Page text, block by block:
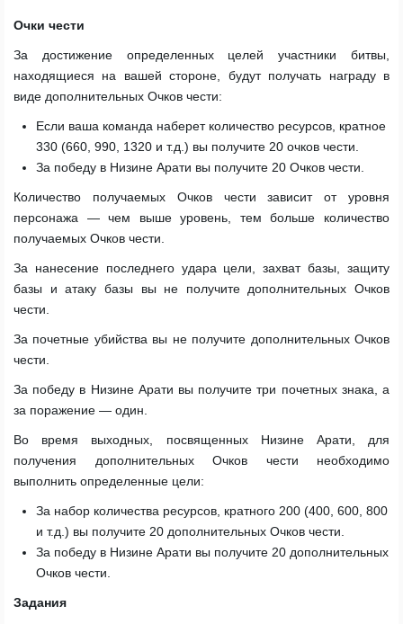
Очки чести
За достижение определенных целей участники битвы,
находящиеся на вашей стороне, будут получать награду в
виде дополнительных Очков чести:
Если ваша команда наберет количество ресурсов, кратное
330 (660, 990, 1320 и т.д.) вы получите 20 очков чести.
За победу в Низине Арати вы получите 20 Очков чести.
Количество получаемых Очков чести зависит от уровня
персонажа — чем выше уровень, тем больше количество
получаемых Очков чести.
За нанесение последнего удара цели, захват базы, защиту
базы и атаку базы вы не получите дополнительных Очков
чести.
За почетные убийства вы не получите дополнительных Очков
чести.
За победу в Низине Арати вы получите три почетных знака, а
за поражение — один.
Во время выходных, посвященных Низине Арати, для
получения дополнительных Очков чести необходимо
выполнить определенные цели:
За набор количества ресурсов, кратного 200 (400, 600, 800
и т.д.) вы получите 20 дополнительных Очков чести.
За победу в Низине Арати вы получите 20 дополнительных
Очков чести.
Задания